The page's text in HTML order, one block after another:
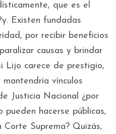
que es el
Existen fundadas
por recibir beneficios
causas y brindar
Lijo carece de prestigio,
vínculos
Justicia Nacional ¿por
pueden hacerse públicas,
Suprema? Quizás,